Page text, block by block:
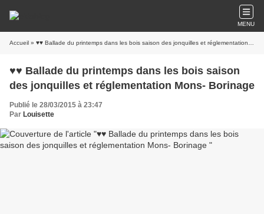
MENU
Accueil » ♥♥ Ballade du printemps dans les bois saison des jonquilles et réglementation Mons- Borinage
♥♥ Ballade du printemps dans les bois saison
des jonquilles et réglementation Mons- Borinage
Publié le 28/03/2015 à 23:47
Par Louisette